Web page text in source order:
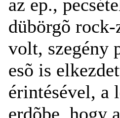
az ep.,
dübörgõ
volt, szegény
esõ is
érintésével, a
erdõbe, hogy